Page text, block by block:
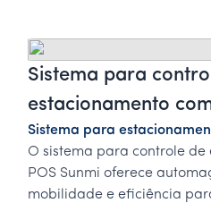
Sistema para
estacionamento
Sistema para
O sistema para controle de
POS Sunmi oferece
mobilidade e eficiência